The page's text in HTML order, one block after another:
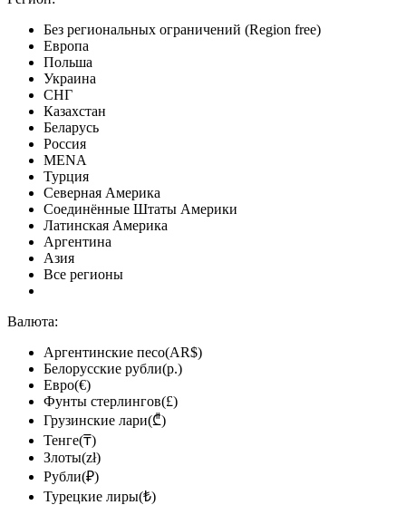
Без региональных ограничений (Region free)
Европа
Польша
Украина
СНГ
Казахстан
Беларусь
Россия
MENA
Турция
Северная Америка
Соединённые Штаты Америки
Латинская Америка
Аргентина
Азия
Все регионы
Валюта:
Аргентинские песо(AR$)
Белорусские рубли(р.)
Евро(€)
Фунты стерлингов(£)
Грузинские лари(₾)
Тенге(₸)
Злоты(zł)
Рубли(₽)
Турецкие лиры(₺)